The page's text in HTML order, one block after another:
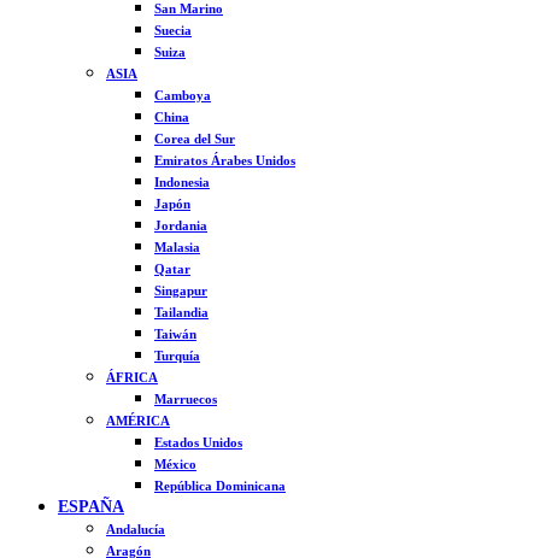
San Marino
Suecia
Suiza
ASIA
Camboya
China
Corea del Sur
Emiratos Árabes Unidos
Indonesia
Japón
Jordania
Malasia
Qatar
Singapur
Tailandia
Taiwán
Turquía
ÁFRICA
Marruecos
AMÉRICA
Estados Unidos
México
República Dominicana
ESPAÑA
Andalucía
Aragón